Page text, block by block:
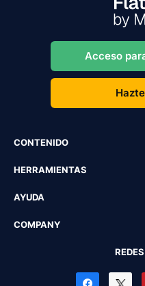
Acceso
CONTENIDO
HERRAMIENTAS
AYUDA
COMPANY